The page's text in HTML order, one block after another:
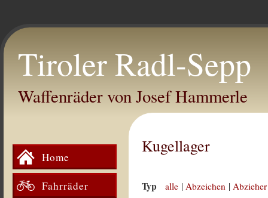
Tiroler Radl-Sepp
Waffenräder von Josef Hammerle
Home
Fahrräder
Kugellager
Typ alle |Abzeichen |